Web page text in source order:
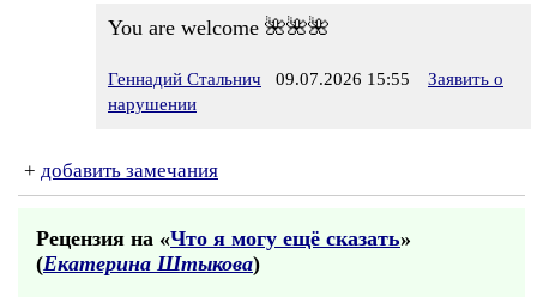
You are welcome 🌺🌺🌺
Геннадий Стальнич 09.07.2026 15:55
Заявить о
нарушении
+ добавить замечания
Рецензия на «Что я могу ещё сказать»
(Екатерина Штыкова)